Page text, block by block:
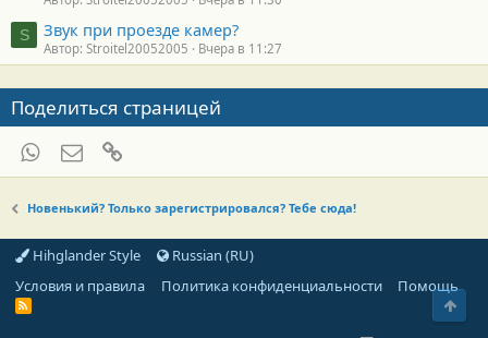
S Звук при проезде камер?
Автор: Stroitel20052005 Вчера в 11:27
Поделиться страницей
WhatsAppЭлектронная почта
Новенький? Только зарегистрировался? Тебе сюда!
Hihglander Style
Russian (RU)
Условия и правила
Политика конфиденциальности Помощь
R